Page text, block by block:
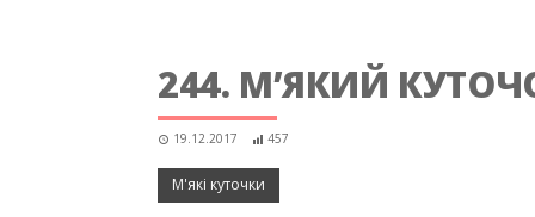
244. М’ЯКИЙ
19.12.2017 457
М'які куточки